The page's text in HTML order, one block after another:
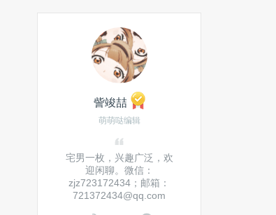
訾竣喆
萌萌哒编辑
宅男一枚，兴趣广泛，欢
迎闲聊。微信：
zjz723172434；邮箱：
721372434@qq.com